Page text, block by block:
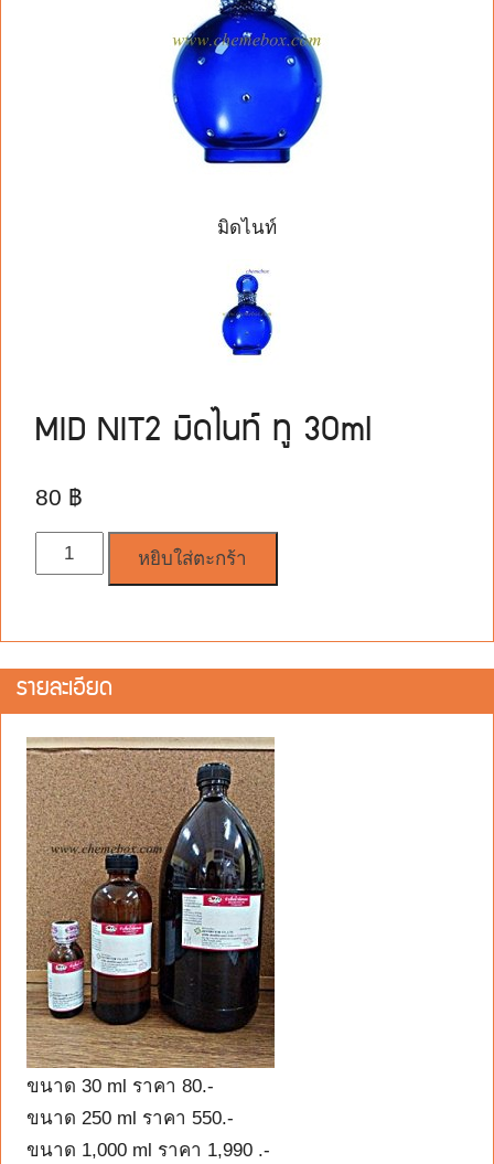
มิดไนท์
MID NIT2 มิดไนท์ ทู 30ml
80 ฿
จำนวน
หยิบใส่ตะกร้า
รายละเอียด
ขนาด 30 ml ราคา 80.-
ขนาด 250 ml ราคา 550.-
ขนาด 1,000 ml ราคา 1,990 .-